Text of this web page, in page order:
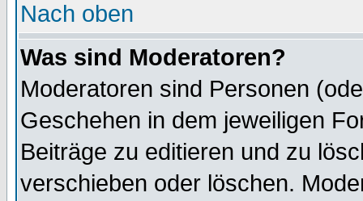
Nach oben
Was sind Moderatoren?
Moderatoren sind Personen
Geschehen in dem jeweiligen
Beiträge zu editieren und zu
verschieben oder löschen.